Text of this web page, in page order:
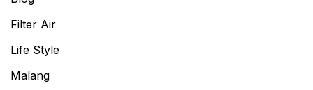
Filter Air
Life Style
Malang